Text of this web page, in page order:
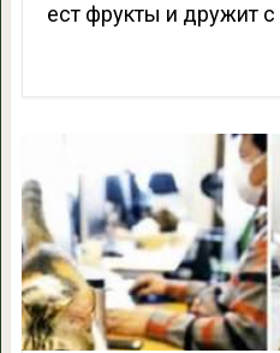
ест фрукты и дружит